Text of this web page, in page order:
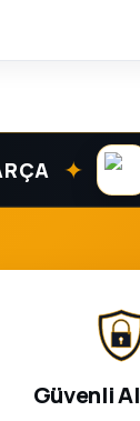
✦
Güvenli